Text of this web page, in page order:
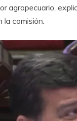
agropecuario,
la comisión.